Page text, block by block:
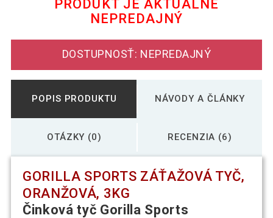
PRODUKT JE AKTUÁLNE
NEPREDAJNÝ
DOSTUPNOSŤ: NEPREDAJNÝ
POPIS PRODUKTU NÁVODY A ČLÁNKY
OTÁZKY (0) RECENZIA (6)
GORILLA SPORTS ZÁŤAŽOVÁ TYČ,
ORANŽOVÁ, 3KG
Činková tyč Gorilla Sports